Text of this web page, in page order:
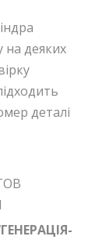
на деяких
деталі